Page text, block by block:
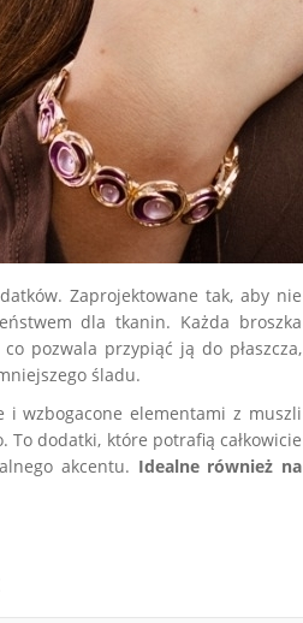
Zaprojektowane tak, aby nie
dla tkanin. Każda broszka
pozwala przypiąć ją do płaszcza,
śladu.
i wzbogacone elementami z muszli
dodatki, które potrafią całkowicie
akcentu. Idealne również na